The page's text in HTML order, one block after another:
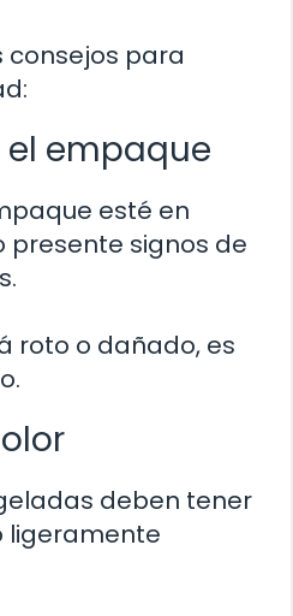
consejos para
empaque
esté en
presente signos de
roto o dañado, es
deben tener
ligeramente